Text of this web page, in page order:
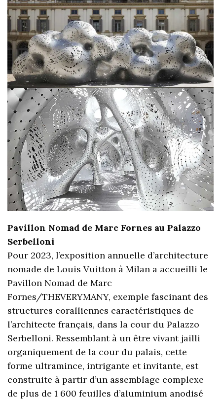
Pavillon Nomad de Marc Fornes au Palazzo
Serbelloni
Pour 2023, l’exposition annuelle d’architecture
nomade de Louis Vuitton à Milan a accueilli le
Pavillon Nomad de Marc
Fornes/THEVERYMANY, exemple fascinant des
structures coralliennes caractéristiques de
l’architecte français, dans la cour du Palazzo
Serbelloni. Ressemblant à un être vivant jailli
organiquement de la cour du palais, cette
forme ultramince, intrigante et invitante, est
construite à partir d’un assemblage complexe
de plus de 1 600 feuilles d’aluminium anodisé